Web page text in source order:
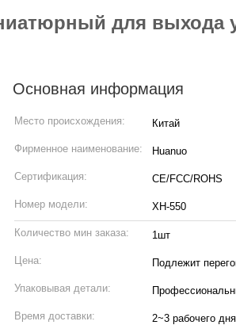
для выхода
Основная информация
Место происхождения: Китай
Фирменное наименование: Huanuo
Сертификация: CE/FCC/ROHS
Номер модели: ХН-550
Количество мин заказа: 1шт
Цена: Подлежит
Упаковывая детали:
Время доставки: 2~3 рабочего дня